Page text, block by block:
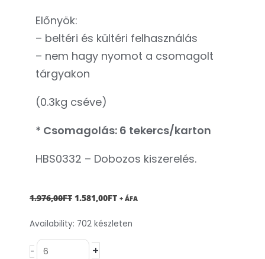
Előnyök:
– beltéri és kültéri felhasználás
– nem hagy nyomot a csomagolt
tárgyakon
(0.3kg cséve)
* Csomagolás: 6 tekercs/karton
HBS0332 – Dobozos kiszerelés.
1.976,00FT ORIGINAL
WAS:
1.976,00FT.
1.581,00FTCURRENT
IS:
+ ÁFA
Availability: 702 készleten
-
Kézi
stretch
fólia,
+